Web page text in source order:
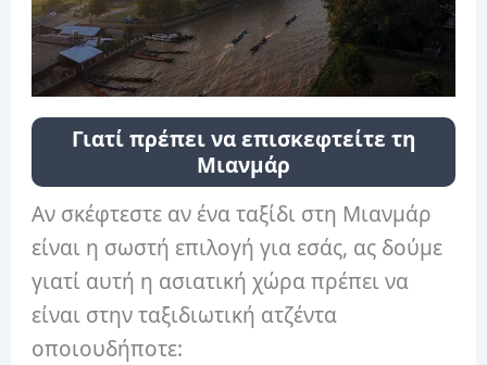
Γιατί πρέπει να επισκεφτείτε τη
Μιανμάρ
Αν σκέφτεστε αν ένα ταξίδι στη Μιανμάρ
είναι η σωστή επιλογή για εσάς, ας δούμε
γιατί αυτή η ασιατική χώρα πρέπει να
είναι στην ταξιδιωτική ατζέντα
οποιουδήποτε: